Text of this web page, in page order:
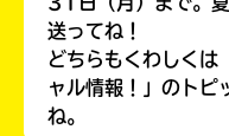
送ってね！
どちらもくわしくは
ャル情報！」のトピ
ね。